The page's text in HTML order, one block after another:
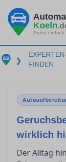
Koeln
Autos einfach
❯
EXPERTEN-
FINDEN
wirklich
Der Alltag